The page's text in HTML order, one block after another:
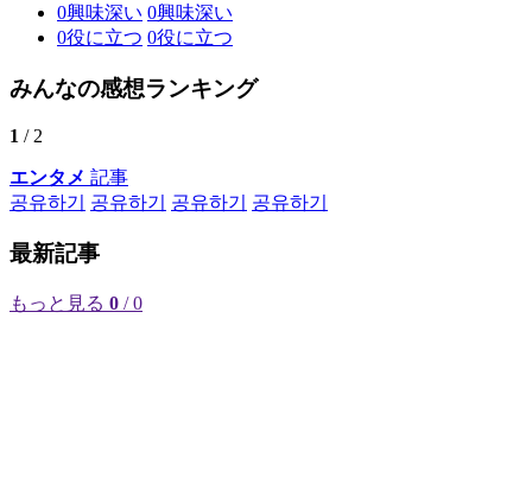
0興味深い 0興味深い
0役に立つ 0役に立つ
みんなの感想ランキング
1 / 2
エンタメ 記事
공유하기
공유하기 공유하기 공유하기
最新記事
もっと見る 0 / 0